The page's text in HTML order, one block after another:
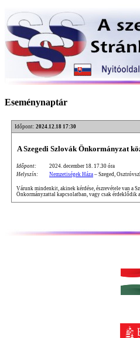
Eseménynaptár
Időpont: 2024.12.18 17:30
A Szegedi Szlovák Önkormányzat
Időpont:
2024. december 18. 17.30 óra
Helyszín:
Nemzetiségek Háza – Szeged,
Várunk mindenkit, akinek kérdése, észrevétele van a
Önkormányzattal kapcsolatban, vagy csak érdeklődik